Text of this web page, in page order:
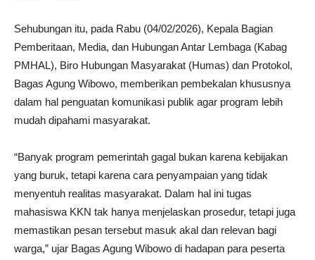
Sehubungan itu, pada Rabu (04/02/2026), Kepala Bagian
Pemberitaan, Media, dan Hubungan Antar Lembaga (Kabag
PMHAL), Biro Hubungan Masyarakat (Humas) dan Protokol,
Bagas Agung Wibowo, memberikan pembekalan khususnya
dalam hal penguatan komunikasi publik agar program lebih
mudah dipahami masyarakat.
“Banyak program pemerintah gagal bukan karena kebijakan
yang buruk, tetapi karena cara penyampaian yang tidak
menyentuh realitas masyarakat. Dalam hal ini tugas
mahasiswa KKN tak hanya menjelaskan prosedur, tetapi juga
memastikan pesan tersebut masuk akal dan relevan bagi
warga,” ujar Bagas Agung Wibowo di hadapan para peserta